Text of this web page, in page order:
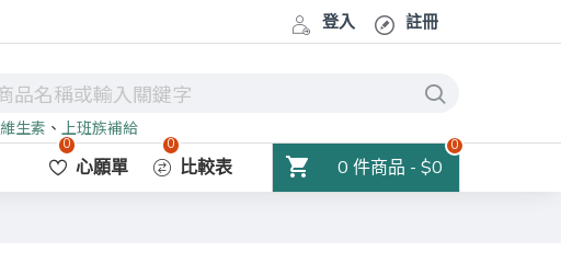
登入 註冊
維生素 、上班族補給
心願單
0
比較表
0
0 件商品 - $0
0